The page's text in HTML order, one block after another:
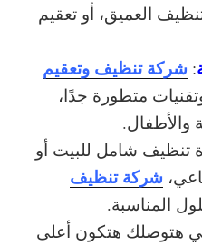
العميق، أو تعقيم
: شركة تنظيف وتعقيم
متطورة جدًا،
والأطفال.
تنظيف شامل للبيت أو
شركة تنظيف
المناسبة.
هتوصلك هتكون أعلى